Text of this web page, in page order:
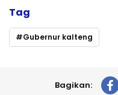
Tag
Gubernur kalteng
Bagikan: